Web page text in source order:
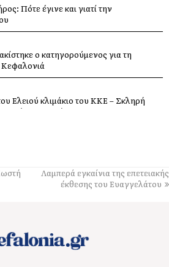
Πότε έγινε και γιατί την
ο κατηγορούμενος για τη
Κεφαλονιά
Ελειού κλιμάκιο του ΚΚΕ – Σκληρή
και Δήμο
Μεταμορφώσεως του Σωτήρα, με
από τις πυρκαγιές: Τα μέτρα
ο Πανελλήνιος Ιατρικός Σύλλογος
Λαμπερά εγκαίνια της επετειακής
έκθεσης του Ευαγγελάτου